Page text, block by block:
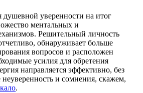
душевной уверенности на итог
ментальных и
Решительный личность
обнаруживает больше
вопросов и расположен
усилия для обретения
направляется эффективно, без
неуверенность и сомнения, скажем,
.